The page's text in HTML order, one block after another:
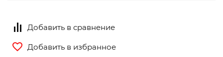
Добавить в сравнение
Добавить в избранное